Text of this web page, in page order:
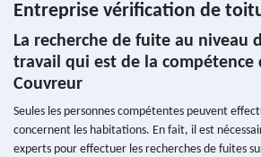
Entreprise vérification de
La recherche de fuite au niveau
travail qui est de la compétence
Couvreur
Seules les personnes compétentes peuvent
concernent les habitations. En fait, il est
experts pour effectuer les recherches de fuites